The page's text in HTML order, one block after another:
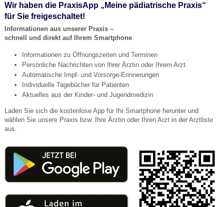
Wir haben die PraxisApp „Meine pädiatrische Praxis“
für Sie freigeschaltet!
Informationen aus unserer Praxis –
schnell und direkt auf Ihrem Smartphone
Informationen zu Öffnungszeiten und Terminen
Persönliche Nachrichten von Ihrer Ärztin oder Ihrem Arzt
Automatische Impf- und Vorsorge-Erinnerungen
Individuelle Tagebücher für Patienten
Aktuelles aus der Kinder- und Jugendmedizin
Laden Sie sich die kostenlose App für Ihr Smartphone herunter und
wählen Sie unsere Praxis bzw. Ihre Ärztin oder Ihren Arzt in der Arztliste
aus.